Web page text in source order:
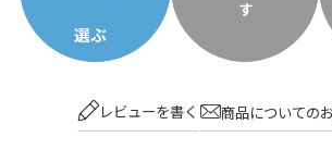
選ぶ
す
レビューを書く 商品についての